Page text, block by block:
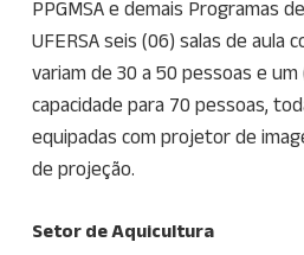
PPGMSA e demais Programas
UFERSA seis (06) salas de aula
variam de 30 a 50 pessoas e
capacidade para 70 pessoas,
equipadas com projetor de
de projeção.
Setor de Aquicultura